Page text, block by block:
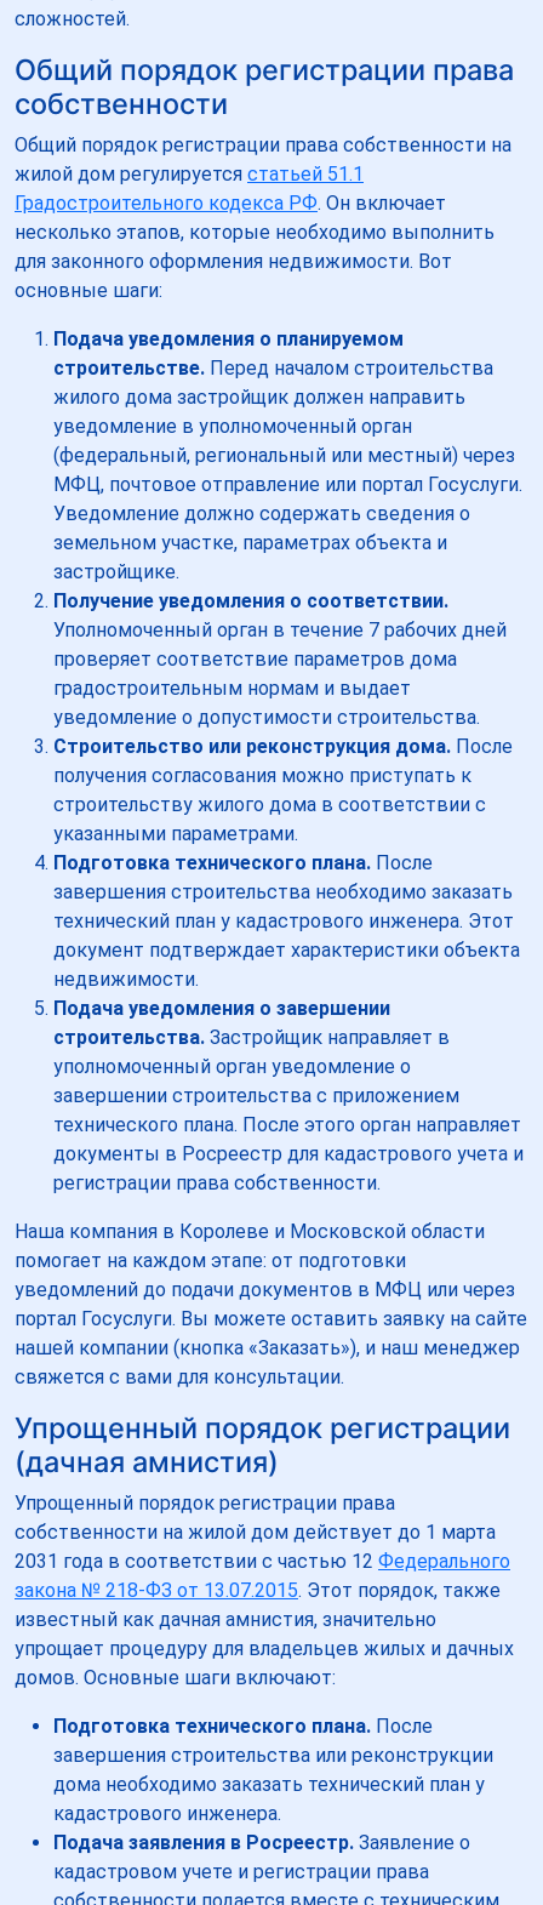
сложностей.
Общий порядок регистрации права
собственности
Общий порядок регистрации права собственности на
жилой дом регулируется статьей 51.1
Градостроительного кодекса РФ. Он включает
несколько этапов, которые необходимо выполнить
для законного оформления недвижимости. Вот
основные шаги:
Подача уведомления о планируемом
строительстве. Перед началом строительства
жилого дома застройщик должен направить
уведомление в уполномоченный орган
(федеральный, региональный или местный) через
МФЦ, почтовое отправление или портал Госуслуги.
Уведомление должно содержать сведения о
земельном участке, параметрах объекта и
застройщике.
Получение уведомления о соответствии.
Уполномоченный орган в течение 7 рабочих дней
проверяет соответствие параметров дома
градостроительным нормам и выдает
уведомление о допустимости строительства.
Строительство или реконструкция дома. После
получения согласования можно приступать к
строительству жилого дома в соответствии с
указанными параметрами.
Подготовка технического плана. После
завершения строительства необходимо заказать
технический план у кадастрового инженера. Этот
документ подтверждает характеристики объекта
недвижимости.
Подача уведомления о завершении
строительства. Застройщик направляет в
уполномоченный орган уведомление о
завершении строительства с приложением
технического плана. После этого орган направляет
документы в Росреестр для кадастрового учета и
регистрации права собственности.
Наша компания в Королеве и Московской области
помогает на каждом этапе: от подготовки
уведомлений до подачи документов в МФЦ или через
портал Госуслуги. Вы можете оставить заявку на сайте
нашей компании (кнопка «Заказать»), и наш менеджер
свяжется с вами для консультации.
Упрощенный порядок регистрации
(дачная амнистия)
Упрощенный порядок регистрации права
собственности на жилой дом действует до 1 марта
2031 года в соответствии с частью 12 Федерального
закона № 218-ФЗ от 13.07.2015. Этот порядок, также
известный как дачная амнистия, значительно
упрощает процедуру для владельцев жилых и дачных
домов. Основные шаги включают:
Подготовка технического плана. После
завершения строительства или реконструкции
дома необходимо заказать технический план у
кадастрового инженера.
Подача заявления в Росреестр. Заявление о
кадастровом учете и регистрации права
собственности подается вместе с техническим